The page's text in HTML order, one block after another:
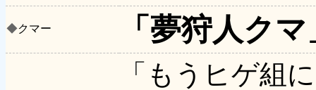
◆クマー 「夢狩人ク
「もうヒゲ組